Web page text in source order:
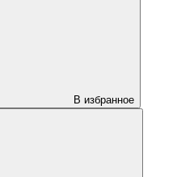
В избранное